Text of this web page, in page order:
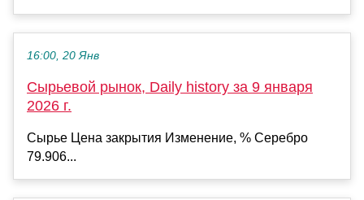
16:00, 20 Янв
Сырьевой рынок, Daily history за 9 января
2026 г.
Сырье Цена закрытия Изменение, % Серебро
79.906...